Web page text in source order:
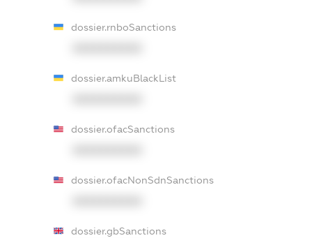
dossier.rnboSanctions
dossier.amkuBlackList
dossier.ofacSanctions
dossier.ofacNonSdnSanctions
dossier.gbSanctions